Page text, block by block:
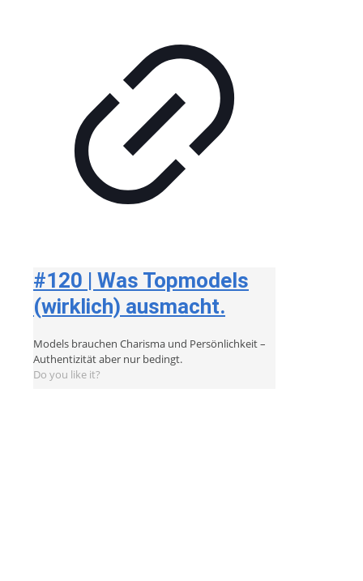
#120 | Was Topmodels
(wirklich) ausmacht.
Models brauchen Charisma und Persönlichkeit –
Authentizität aber nur bedingt.
Do you like it?